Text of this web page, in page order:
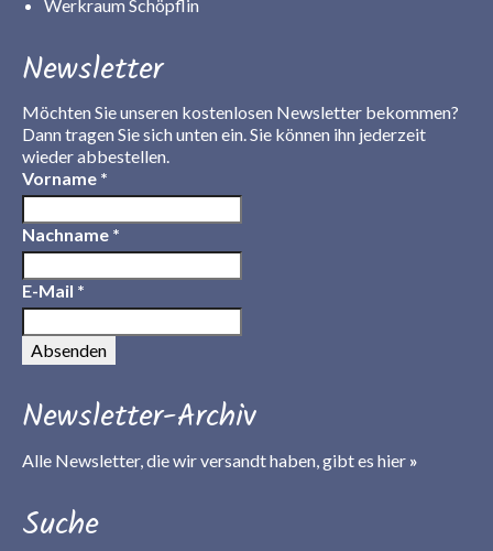
Werkraum Schöpflin
Newsletter
Möchten Sie unseren kostenlosen Newsletter bekommen?
Dann tragen Sie sich unten ein. Sie können ihn jederzeit
wieder abbestellen.
Vorname *
Nachname *
E-Mail *
Newsletter-Archiv
Alle Newsletter, die wir versandt haben, gibt es hier »
Suche